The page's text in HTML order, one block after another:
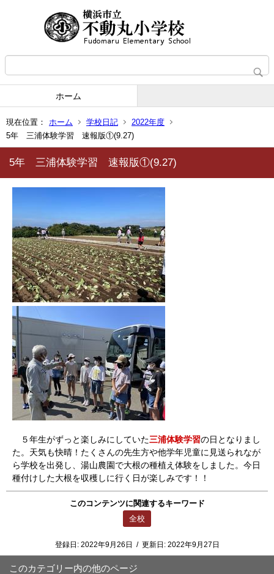
ホーム
現在位置： ホーム 学校日記
2022年度
5年 三浦体験学習 速報版①(9.27)
5年 三浦体験学習 速報版①(9.27)
５年生がずっと楽しみにしていた三浦体験学習の日となりまし
た。天気も快晴！たくさんの先生方や他学年児童に見送られなが
ら学校を出発し、湯山農園で大根の種植え体験をしました。今日
種付けした大根を収穫しに行く日が楽しみです！！
このコンテンツに関連するキーワード
全校
登録日: 2022年9月26日 / 更新日: 2022年9月27日
このカテゴリー内の他のページ